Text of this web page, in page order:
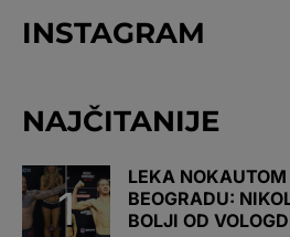
INSTAGRAM
NAJČITANIJE
LEKA
BEOGRADU:
BOLJI OD